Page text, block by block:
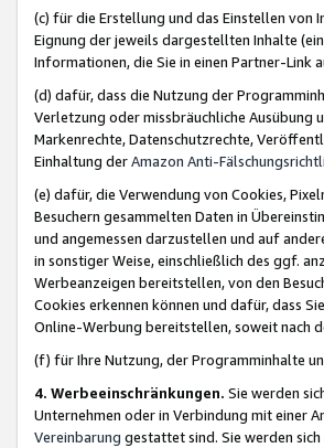
(c) für die Erstellung und das Einstellen
Eignung der jeweils dargestellten Inhalte
Informationen, die Sie in einen Partner-Link
(d) dafür, dass die Nutzung der
Verletzung oder missbräuchliche Ausübung
Markenrechte, Datenschutzrechte,
Einhaltung derAmazon Anti-
(e) dafür, die Verwendung von Cookies,
Besuchern gesammelten Daten in
und angemessen darzustellen und auf
in sonstiger Weise, einschließlich des ggf.
Werbeanzeigen bereitstellen, von den
Cookies erkennen können und dafür, dass
Online-Werbung bereitstellen, soweit nach
(f) für Ihre Nutzung, der Programminhalte
4. Werbeeinschränkungen. Sie werden
Unternehmen oder in Verbindung mit einer
Vereinbarung gestattet sind. Sie werden